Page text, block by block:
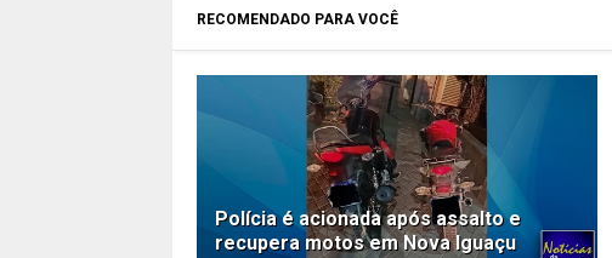
RECOMENDADO PARA VOCÊ
Polícia é acionada após assalto e
recupera motos em Nova Iguaçu